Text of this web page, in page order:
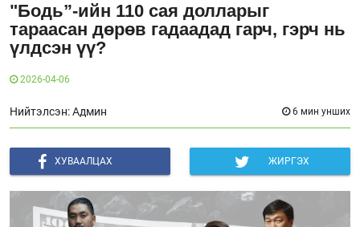
"Бодь”-ийн 110 сая долларыг
тараасан дөрөв гадаадад гарч, гэрч нь
үлдсэн үү?
2026-04-06
Нийтэлсэн: Админ 6 мин унших
ХУВААЛЦАХ ЖИРГЭХ